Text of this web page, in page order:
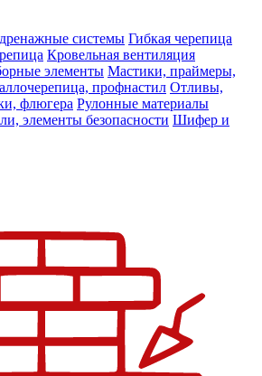
системы Гибкая черепица
Кровельная вентиляция
элементы Мастики, праймеры,
профнастил Отливы,
флюгера Рулонные материалы
элементы безопасности Шифер и